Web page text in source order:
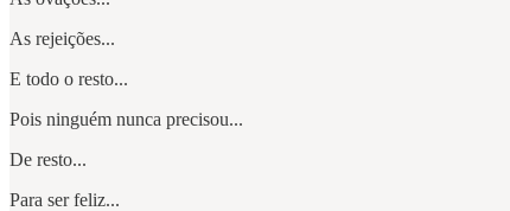
As rejeições...
E todo o resto...
Pois ninguém nunca precisou...
De resto...
Para ser feliz...